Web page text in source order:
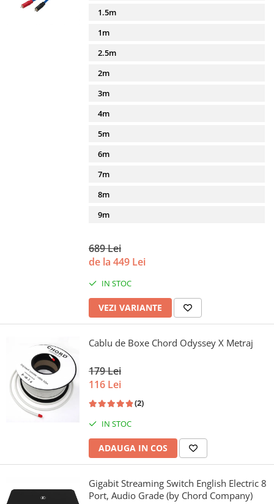
1.5m
1m
2.5m
2m
3m
4m
5m
6m
7m
8m
9m
689 Lei
de la 449 Lei
IN STOC
VEZI VARIANTE
Cablu de Boxe Chord Odyssey X Metraj
179 Lei
116 Lei
(2)
IN STOC
ADAUGA IN COS
Gigabit Streaming Switch English Electric 8
Port, Audio Grade (by Chord Company)